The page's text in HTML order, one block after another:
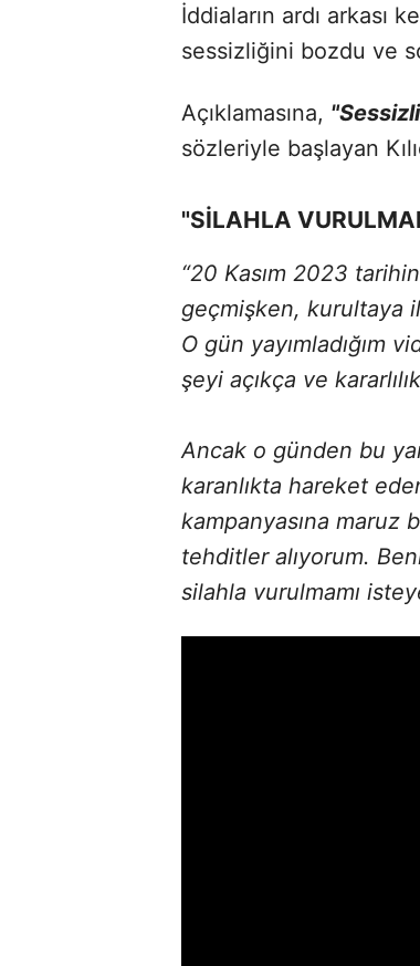
İddiaların ardı arkası
sessizliğini bozdu ve
Açıklamasına,
sözleriyle başlayan
"SİLAHLA
“20 Kasım 2023
geçmişken, kurultaya
O gün yayımladığım
şeyi açıkça ve
Ancak o günden bu
karanlıkta hareket
kampanyasına maruz
tehditler alıyorum.
silahla vurulmamı